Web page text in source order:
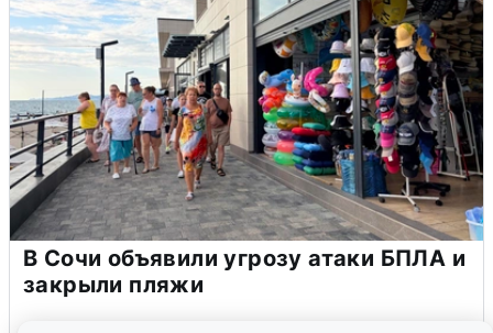
В Сочи объявили угрозу атаки БПЛА и
закрыли пляжи